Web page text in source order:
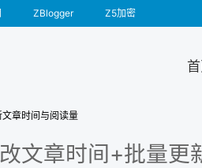
ZBlogger Z5加密
章时间与阅读量
文章时间+批量更